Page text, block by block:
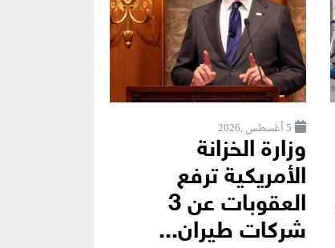
5 أغسطس ,2026
وزارة الخزانة
الأمريكية ترفع
العقوبات عن 3
شركات طيران...